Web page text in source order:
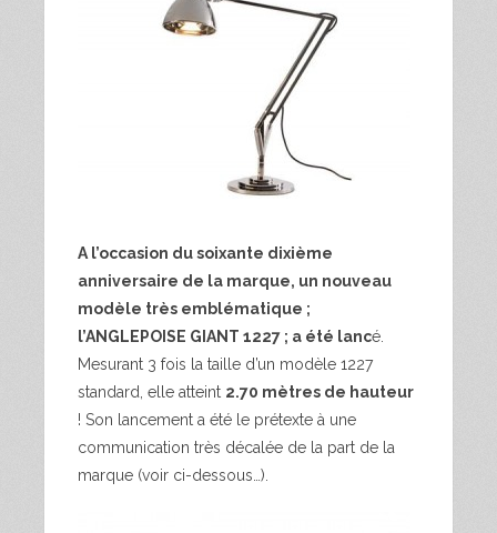
A l’occasion du soixante dixième
anniversaire de la marque, un nouveau
modèle très emblématique ;
l’ANGLEPOISE GIANT 1227 ; a été lancé.
Mesurant 3 fois la taille d’un modèle 1227
standard, elle atteint 2.70 mètres de hauteur
! Son lancement a été le prétexte à une
communication très décalée de la part de la
marque (voir ci-dessous…).